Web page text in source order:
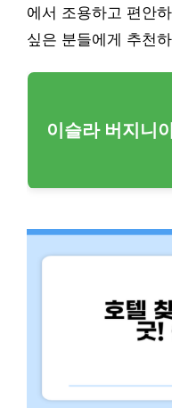
에서 조용하고 편안
싶은 분들에게 추천
이슬라 버지니